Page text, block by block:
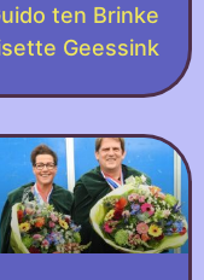
ten Brinke
Geessink